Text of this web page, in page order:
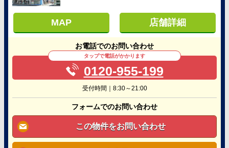
MAP 店舗詳細
お電話でのお問い合わせ
タップで電話がかかります
0120-955-199
受付時間｜8:30～21:00
フォームでのお問い合わせ
この物件をお問い合わせ